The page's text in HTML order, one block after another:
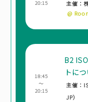
20:15
主催：
@
18:45
～
20:15
B2
トに
主催：
JP）